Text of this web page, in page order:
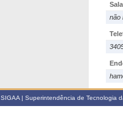
Sala
não
SIGAA | Superintendência de Tecnologia